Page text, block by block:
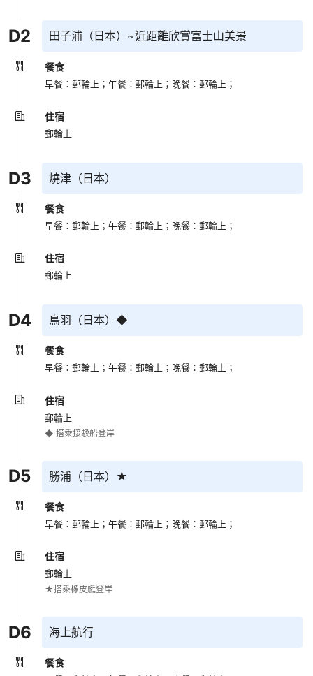
D2 田子浦（日本）~近距離欣賞富士山美景
餐食
早餐：郵輪上；午餐：郵輪上； 晚餐：郵輪上；
住宿
郵輪上
D3 燒津（日本）
餐食
早餐：郵輪上；午餐：郵輪上； 晚餐：郵輪上；
住宿
郵輪上
D4 鳥羽（日本）◆
餐食
早餐：郵輪上；午餐：郵輪上； 晚餐：郵輪上；
住宿
郵輪上
D5 勝浦（日本）★
餐食
早餐：郵輪上；午餐：郵輪上； 晚餐：郵輪上；
住宿
郵輪上
D6 海上航行
餐食